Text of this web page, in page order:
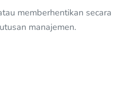
memberhentikan secara
manajemen.